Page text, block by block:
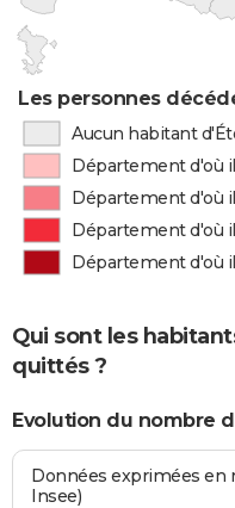
Les personnes
Aucun habitant
Département d'où
Département d'où
Département d'où
Département d'où
Qui sont les
quittés ?
Evolution du nombre
Données exprimées en
Insee)